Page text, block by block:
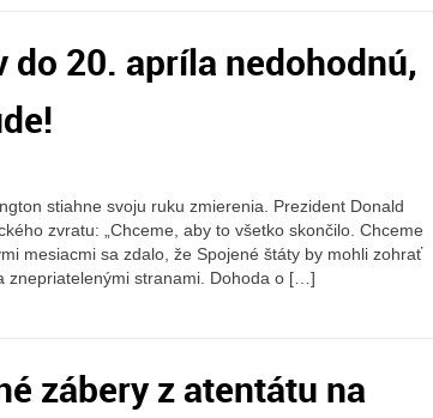
do 20. apríla nedohodnú,
stiahne svoju ruku zmierenia. Prezident Donald
zvratu: „Chceme, aby to všetko skončilo. Chceme
mesiacmi sa zdalo, že Spojené štáty by mohli zohrať
znepriatelenými stranami. Dohoda o […]
zábery z atentátu na